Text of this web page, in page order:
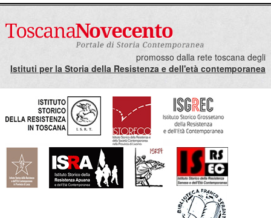
promosso dalla rete toscana degli
Istituti per la Storia della Resistenza e dell'età contemporanea